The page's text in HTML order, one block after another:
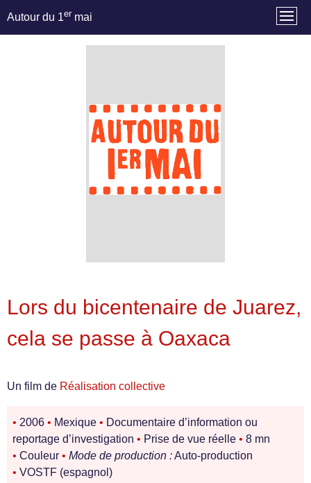
Autour du 1er mai
Lors du bicentenaire de Juarez,
cela se passe à Oaxaca
Un film de Réalisation collective
• 2006 • Mexique • Documentaire d’information ou
reportage d’investigation • Prise de vue réelle • 8 mn
• Couleur • Mode de production :Auto-production
• VOSTF (espagnol)